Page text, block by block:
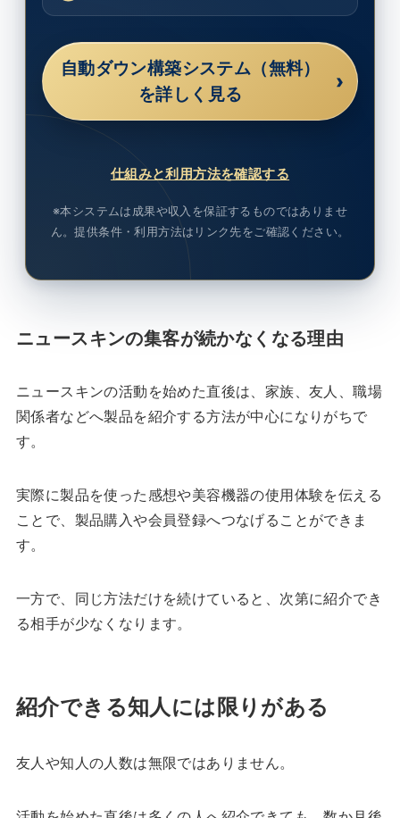
自動ダウン構築システム（無料）
を詳しく見る
›
仕組みと利用方法を確認する
※本システムは成果や収入を保証するものではありませ
ん。提供条件・利用方法はリンク先をご確認ください。
ニュースキンの集客が続かなくなる理由
ニュースキンの活動を始めた直後は、家族、友人、職場
関係者などへ製品を紹介する方法が中心になりがちで
す。
実際に製品を使った感想や美容機器の使用体験を伝える
ことで、製品購入や会員登録へつなげることができま
す。
一方で、同じ方法だけを続けていると、次第に紹介でき
る相手が少なくなります。
紹介できる知人には限りがある
友人や知人の人数は無限ではありません。